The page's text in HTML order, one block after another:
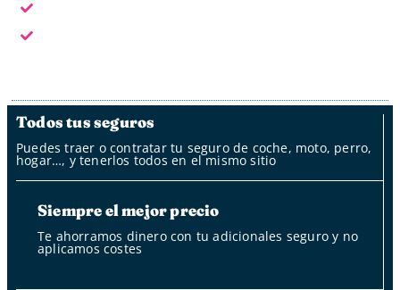
Todos tus seguros
Puedes traer o contratar tu seguro de coche, moto, perro,
hogar…, y tenerlos todos en el mismo sitio
Siempre el mejor precio
Te ahorramos dinero con tu adicionales seguro y no
aplicamos costes